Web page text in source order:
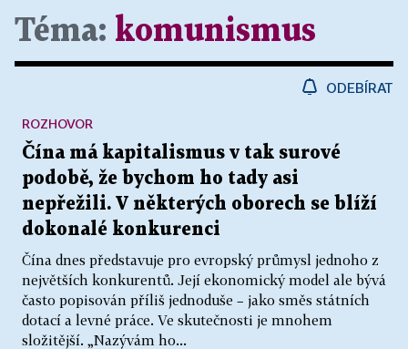
Téma: komunismus
ODEBÍRAT
Čína má kapitalismus v tak surové
podobě, že bychom ho tady asi
nepřežili. V některých oborech se blíží
dokonalé konkurenci
Čína dnes představuje pro evropský průmysl jednoho z
největších konkurentů. Její ekonomický model ale bývá
často popisován příliš jednoduše – jako směs státních
dotací a levné práce. Ve skutečnosti je mnohem
složitější. „Nazývám ho...
ROZHOVOR